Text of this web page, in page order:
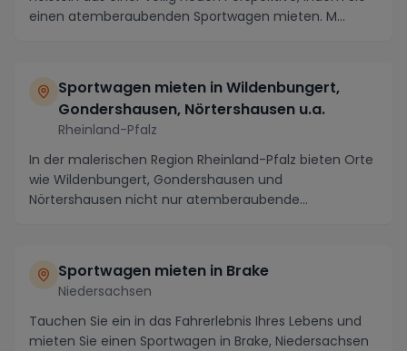
einen atemberaubenden Sportwagen mieten. M...
Sportwagen mieten in Wildenbungert,
Gondershausen, Nörtershausen u.a.
Rheinland-Pfalz
In der malerischen Region Rheinland-Pfalz bieten Orte
wie Wildenbungert, Gondershausen und
Nörtershausen nicht nur atemberaubende
Sportwagen mieten in Brake
Niedersachsen
Tauchen Sie ein in das Fahrerlebnis Ihres Lebens und
mieten Sie einen Sportwagen in Brake, Niedersachsen